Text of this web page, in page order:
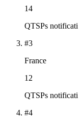
14
QTSPs notificati
#3
France
12
QTSPs notificati
#4